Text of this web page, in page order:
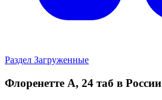
Раздел Загруженные
Флоренетте А, 24 таб в России